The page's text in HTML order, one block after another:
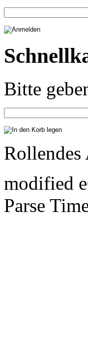
Bitte
modified
Parse